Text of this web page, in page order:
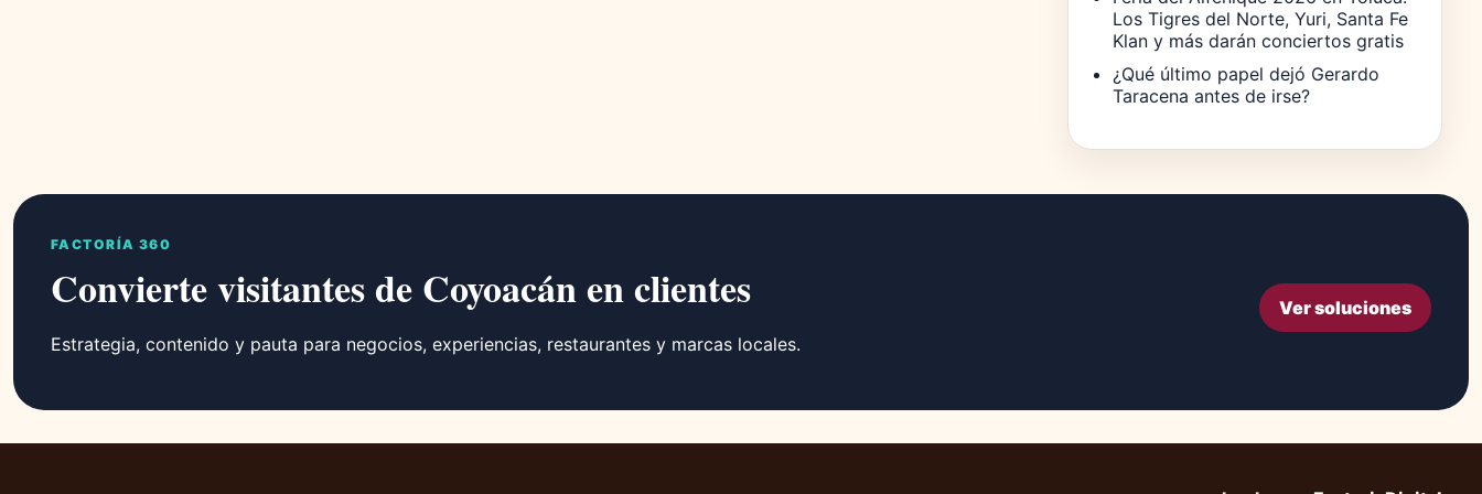
Los Tigres del Norte, Yuri, Santa Fe
Klan y más darán conciertos gratis
¿Qué último papel dejó Gerardo
Taracena antes de irse?
FACTORÍA 360
Convierte visitantes de Coyoacán en clientes
Estrategia, contenido y pauta para negocios, experiencias, restaurantes y marcas locales.
Ver soluciones